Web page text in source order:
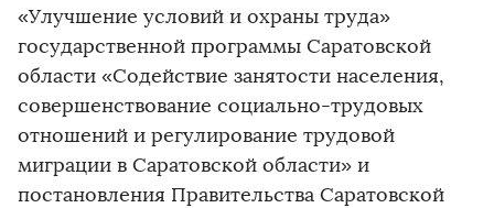
«Улучшение условий и охраны труда»
государственной программы Саратовской
области «Содействие занятости населения,
совершенствование социально-трудовых
отношений и регулирование трудовой
миграции в Саратовской области» и
постановления Правительства Саратовской